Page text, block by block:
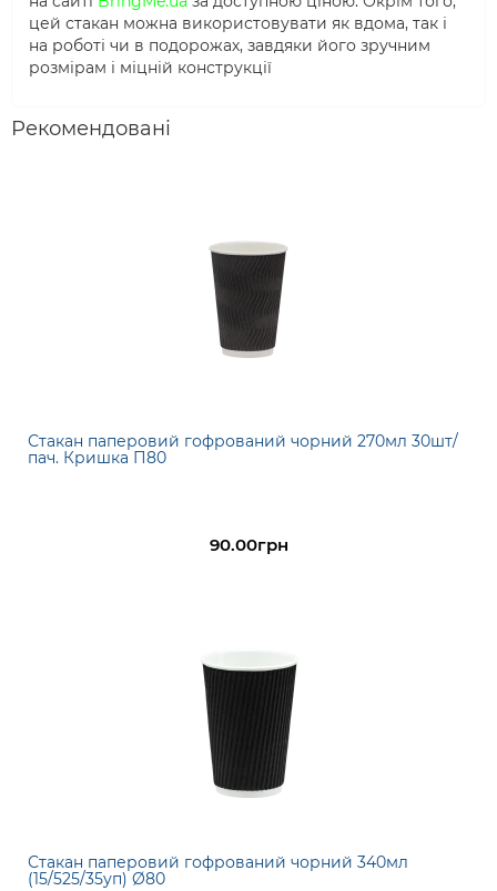
цей стакан можна використовувати як вдома, так і
на роботі чи в подорожах, завдяки його зручним
розмірам і міцній конструкції
Рекомендовані
Стакан паперовий гофрований чорний 270мл 30шт/
пач. Кришка П80
90.00грн
Стакан паперовий гофрований чорний 340мл
(15/525/35уп) Ø80